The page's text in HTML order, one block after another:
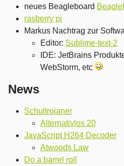
neues Beagleboard
rasberry pi
Markus Nachtrag zur
Editor: Sublime-text-2
IDE: JetBrains
WebStorm, etc
News
Schultrojaner
Alternativlos 20
JavaScript H264 Decoder
Atwoods Law
Do a barrel roll